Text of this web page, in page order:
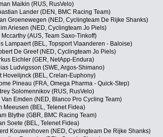
Maikin (RUS, RusVelo)
Lander (DEN, BMC Racing Team)
Groenewegen (NED, Cyclingteam De Rijke Shanks)
Ariesen (NED, Cyclingteam Jo Piels)
Mccarthy (AUS, Team Saxo-Tinkoff)
Lampaert (BEL, Topsport Vlaanderen - Baloise)
De Greef (NED, Cyclingteam Jo Piels)
Eichler (GER, NetApp-Endura)
Ludvigsson (SWE, Argos-Shimano)
Hovelijnck (BEL, Crelan-Euphony)
Pineau (FRA, Omega Pharma - Quick-Step)
Solomennikov (RUS, RusVelo)
Van Emden (NED, Blanco Pro Cycling Team)
Meeusen (BEL, Telenet Fidea)
Blythe (GBR, BMC Racing Team)
Soete (BEL, Telenet Fidea)
Kouwenhoven (NED, Cyclingteam De Rijke Shanks)